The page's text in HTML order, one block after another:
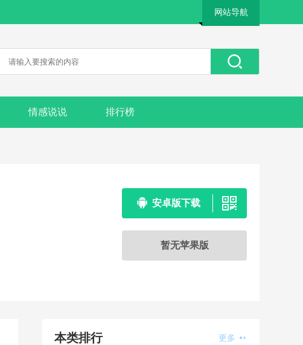
网站导航
情感说说 排行榜
安卓版下载
暂无苹果版
本类排行 更多